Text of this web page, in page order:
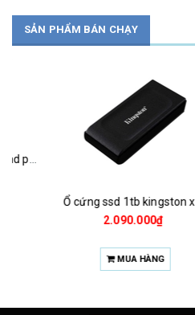
SẢN PHẨM BÁN CHẠY
Ổ cứng ssd 1tb kingston xs1000 (bảo hành 3 năm)
2.090.000₫
MUA HÀNG